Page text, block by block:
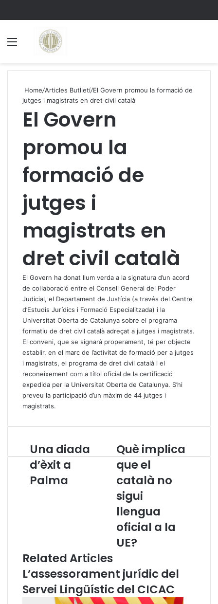
Home/Articles Butlletí/El Govern promou la formació de
jutges i magistrats en dret civil català
El Govern
promou la
formació de
jutges i
magistrats en
dret civil català
El Govern ha donat llum verda a la signatura d’un acord
de col·laboració entre el Consell General del Poder
Judicial, el Departament de Justícia (a través del Centre
d’Estudis Jurídics i Formació Especialitzada) i la
Universitat Oberta de Catalunya sobre el programa
formatiu de dret civil català adreçat a jutges i magistrats.
El conveni, que se signarà properament, té per objecte
establir, en el marc de l’activitat de formació per a jutges
i magistrats, el programa de dret civil català i el
reconeixement com a títol oficial de la certificació
expedida per la Universitat Oberta de Catalunya. S’hi
preveu la participació d’un màxim de 44 jutges i
magistrats.
U
n
a
d
x
i
t
a
Una diada
d’èxit a
Palma
Q
u
è
p
l
i
c
a
q
e
e
l
c
Què implica
que el
català no
sigui
llengua
oficial a la
UE?
Related Articles
L’assessorament jurídic del
Servei Lingüístic del CICAC